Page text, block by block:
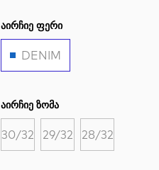
ᲐᲘᲠᲩᲘᲔ ᲤᲔᲠᲘ
DENIM
ᲐᲘᲠᲩᲘᲔ ᲖᲝᲛᲐ
30/32 29/32 28/32